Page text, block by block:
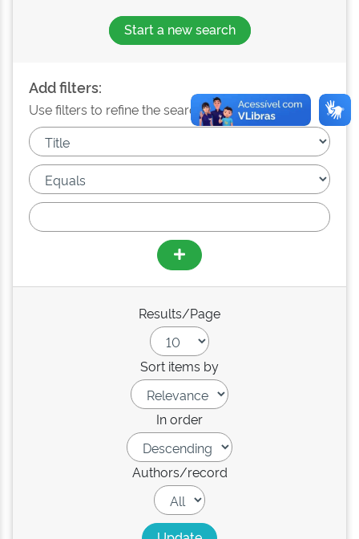
Start a new search
Add filters:
Use filters to refine the search results.
Results/Page
Sort items by
In order
Authors/record